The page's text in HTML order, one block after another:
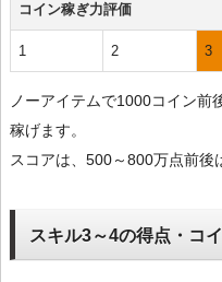
コイン稼ぎ力評価
1 2 3
ノーアイテムで1000コイン前
稼げます。
スコアは、500～800万点前後
スキル3～4の得点・コ